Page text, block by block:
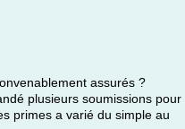
assurés ?
plusieurs soumissions pour
primes a varié du simple au